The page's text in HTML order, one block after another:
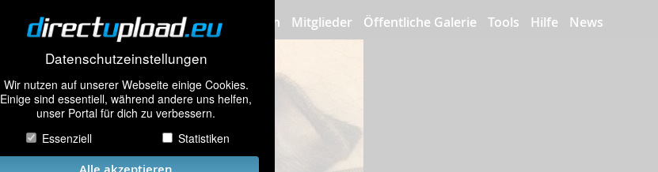
Datenschutzeinstellungen
Wir nutzen auf unserer Webseite einige Cookies.
Einige sind essentiell, während andere uns helfen,
unser Portal für dich zu verbessern.
Essenziell
Statistiken
Bilder hochladen Mitglieder Öffentliche Galerie Tools Hilfe News